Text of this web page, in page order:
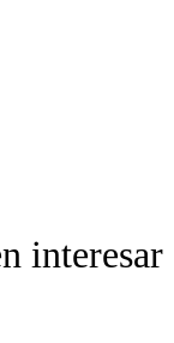
interesar